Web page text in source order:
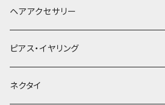
ヘアアクセサリー
ヘアクリップ
ヘッドドレス・カチューシャ
ピアス・イヤリング
ネクタイ